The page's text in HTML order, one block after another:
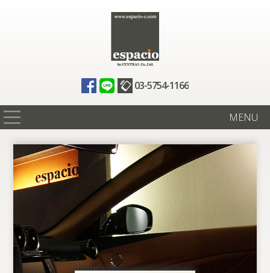
03-5754-1166
MENU
在庫情報
買取査定
ニュース
ギャラリー